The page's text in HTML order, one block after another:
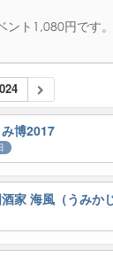
ント1,080円です
博2017
家 海風（うみか